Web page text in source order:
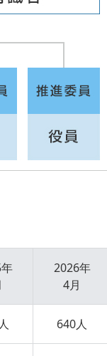
2026年
4月
640人